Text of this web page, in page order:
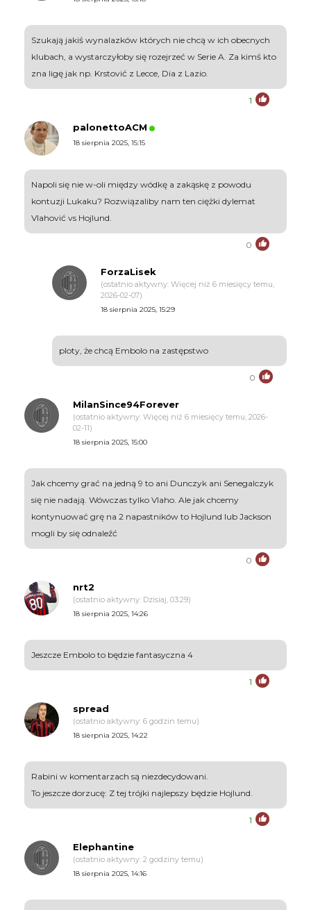
Szukają jakiś wynalazków których nie chcą w ich obecnych
klubach, a wystarczyłoby się rozejrzeć w Serie A. Za kimś kto
zna ligę jak np. Krstović z Lecce, Dia z Lazio.
1
palonettoACM
18 sierpnia 2025, 15:15
Napoli się nie w-oli między wódkę a zakąskę z powodu
kontuzji Lukaku? Rozwiązaliby nam ten ciężki dylemat
Vlahović vs Hojlund.
0
ForzaLisek
(ostatnio aktywny: Więcej niż 6 miesięcy temu,
2026-02-07)
18 sierpnia 2025, 15:29
ploty, że chcą Embolo na zastępstwo
0
MilanSince94Forever
(ostatnio aktywny: Więcej niż 6 miesięcy temu, 2026-
02-11)
18 sierpnia 2025, 15:00
Jak chcemy grać na jedną 9 to ani Dunczyk ani Senegalczyk
się nie nadają. Wówczas tylko Vlaho. Ale jak chcemy
kontynuować grę na 2 napastników to Hojlund lub Jackson
mogli by się odnaleźć
0
nrt2
(ostatnio aktywny: Dzisiaj, 03:29)
18 sierpnia 2025, 14:26
Jeszcze Embolo to będzie fantasyczna 4
1
spread
(ostatnio aktywny: 6 godzin temu)
18 sierpnia 2025, 14:22
Rabini w komentarzach są niezdecydowani.
To jeszcze dorzucę: Z tej trójki najlepszy będzie Hojlund.
1
Elephantine
(ostatnio aktywny: 2 godziny temu)
18 sierpnia 2025, 14:16